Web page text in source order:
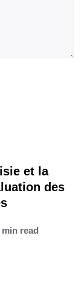
et la
des
min read